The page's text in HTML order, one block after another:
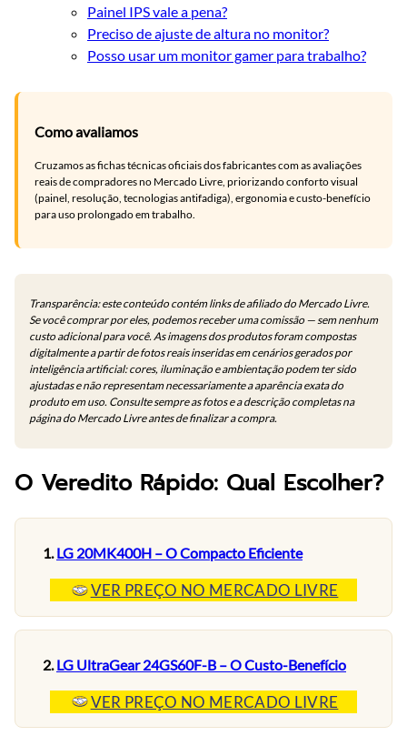
Painel IPS vale a pena?
Preciso de ajuste de altura no monitor?
Posso usar um monitor gamer para trabalho?
Como avaliamos
Cruzamos as fichas técnicas oficiais dos fabricantes com as avaliações
reais de compradores no Mercado Livre, priorizando conforto visual
(painel, resolução, tecnologias antifadiga), ergonomia e custo-benefício
para uso prolongado em trabalho.
Transparência: este conteúdo contém links de afiliado do Mercado Livre.
Se você comprar por eles, podemos receber uma comissão — sem nenhum
custo adicional para você. As imagens dos produtos foram compostas
digitalmente a partir de fotos reais inseridas em cenários gerados por
inteligência artificial: cores, iluminação e ambientação podem ter sido
ajustadas e não representam necessariamente a aparência exata do
produto em uso. Consulte sempre as fotos e a descrição completas na
página do Mercado Livre antes de finalizar a compra.
O Veredito Rápido: Qual Escolher?
1.LG 20MK400H – O Compacto Eficiente
VER PREÇO NO MERCADO LIVRE
2. LG UltraGear 24GS60F-B – O Custo-Benefício
VER PREÇO NO MERCADO LIVRE